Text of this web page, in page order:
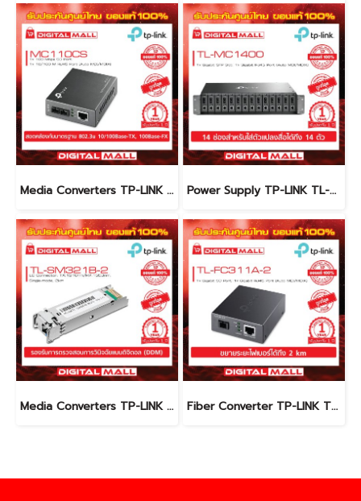
Media Converters TP-LINK MC110CS อุปกรณ์รับส่งสัญญาณ Power Supply TP-LINK TL-MC1400 อุปกรณ์จ่ายไฟ
Media Converters TP-LINK TL-FC311B-2 อุปกรณ์รับส่งสัญญาณ Fiber Converter TP-LINK TL-FC311A-2 อุปกรณ์รับส่งสัญญาณ